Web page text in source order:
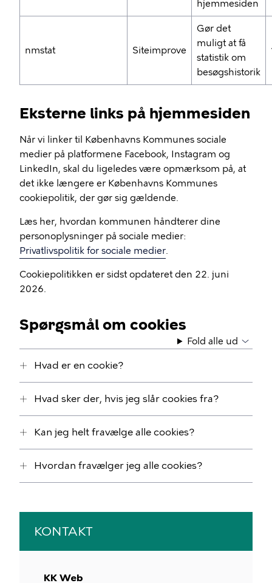
hjemmesiden
nmstat Siteimprove
Gør det
muligt at få
statistik om
besøgshistorik
Eksterne links på hjemmesiden
Når vi linker til Københavns Kommunes sociale
medier på platformene Facebook, Instagram og
LinkedIn, skal du ligeledes være opmærksom på, at
det ikke længere er Københavns Kommunes
cookiepolitik, der gør sig gældende.
Læs her, hvordan kommunen håndterer dine
personoplysninger på sociale medier:
Privatlivspolitik for sociale medier.
Cookiepolitikken er sidst opdateret den 22. juni
2026.
Spørgsmål om cookies
Fold alle ud
Hvad er en cookie?
Hvad sker der, hvis jeg slår cookies fra?
Kan jeg helt fravælge alle cookies?
Hvordan fravælger jeg alle cookies?
KONTAKT
KK Web